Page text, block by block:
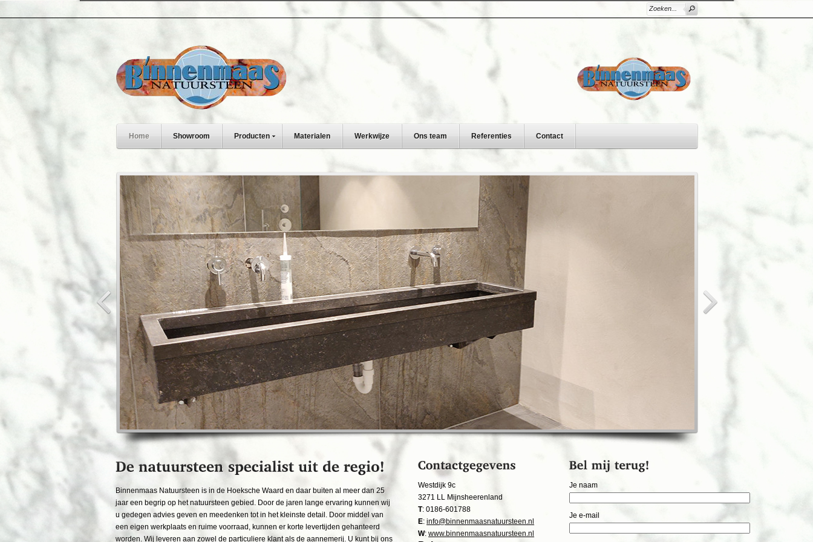
Home Showroom Producten Materialen Werkwijze Ons team Referenties Contact
Binnenmaas Natuursteen is in de Hoeksche Waard en daar buiten al meer dan 25
jaar een begrip op het natuursteen gebied. Door de jaren lange ervaring kunnen wij
u gedegen advies geven en meedenken tot in het kleinste detail. Door middel van
een eigen werkplaats en ruime voorraad, kunnen er korte levertijden gehanteerd
worden. Wij leveren aan zowel de particuliere klant als de aannemerij. U kunt bij ons
Westdijk 9c
3271 LL Mijnsheerenland
T: 0186-601788
E: info@binnenmaasnatuursteen.nl
W: www.binnenmaasnatuursteen.nl
Je naam
Je e-mail